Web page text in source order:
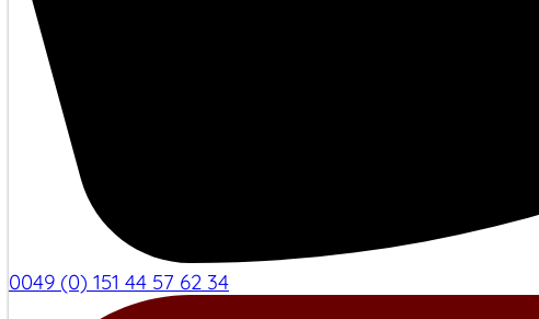
0049 (0) 151 44 57 62 34